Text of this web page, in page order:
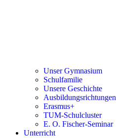
Unser Gymnasium
Schulfamilie
Unsere Geschichte
Ausbildungsrichtungen
Erasmus+
TUM-Schulcluster
E. O. Fischer-Seminar
Unterricht